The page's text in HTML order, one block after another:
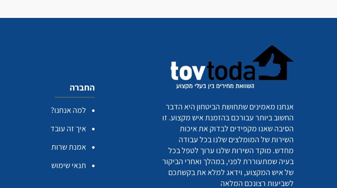
אנחנו מאמינים שתחושת הביטחון היא הדבר
החשוב ביותר עבורכם בהזמנת איש מקצוע. זו
הסיבה שאנו מקפידים לבדוק את איכות
השירות של המומלצים שלנו בכל עבודה
מחדש. מוקד השירות שלנו ערוך לטפל בכל
בעיה שמתעוררת לפני, במהלך ואחרי הביקור
של איש המקצוע, וידאג למלא את בקשתכם
לשביעות רצונכם המלאה
החברה
למה אנחנו?
איך זה עובד
אמנת שרות
תנאי שימוש